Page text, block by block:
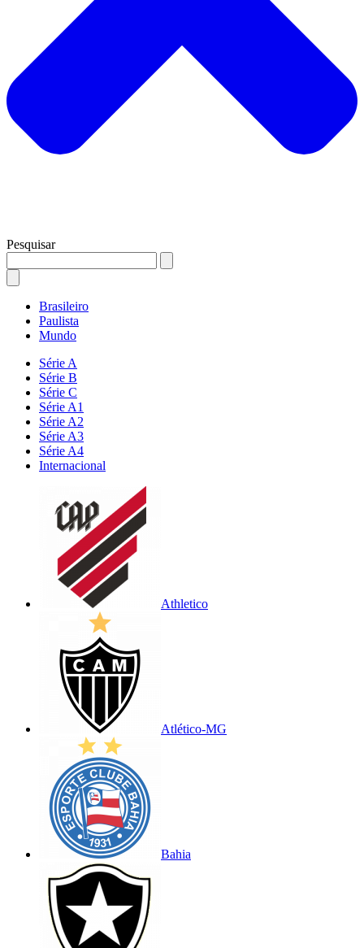
Pesquisar
Brasileiro
Paulista
Mundo
Série A
Série B
Série C
Série A1
Série A2
Série A3
Série A4
Internacional
Athletico
Atlético-MG
Bahia